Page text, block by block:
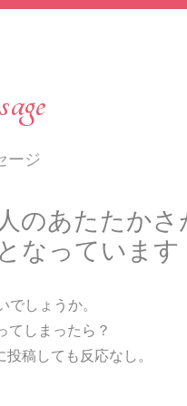
ージ
のあたたかさ
なっています
しょうか。
てしまったら？
稿しても反応なし。